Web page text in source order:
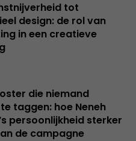
tot
design: de rol van
in een creatieve
die niemand
taggen: hoe Neneh
persoonlijkheid sterker
de campagne